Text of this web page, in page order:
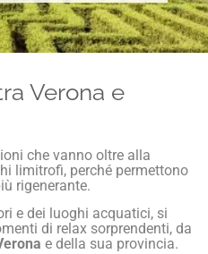
Verona e
che vanno oltre alla
limitrofi, perché permettono
rigenerante.
e dei luoghi acquatici, si
di relax sorprendenti, da
e della sua provincia.